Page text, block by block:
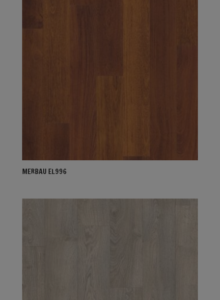
MERBAU EL996